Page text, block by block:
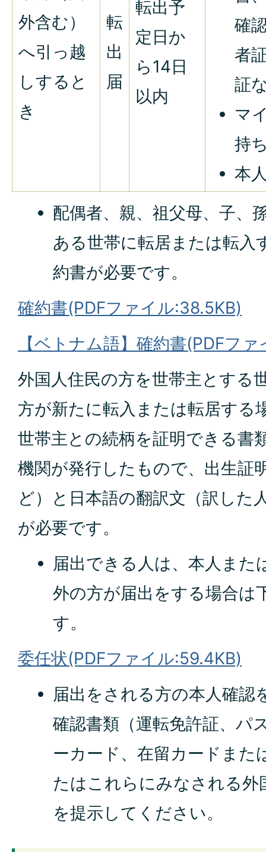
外含む）
へ引っ越
しすると
き
転
出
届
転出予
定日か
ら14日
以内
確
者
証
マ
持
本
配偶者、親、祖父母、子、
ある世帯に転居または転入
約書が必要です。
確約書(PDFファイル:38.5KB)
【ベトナム語】確約書(PDFフ
外国人住民の方を世帯主とする
方が新たに転入または転居する
世帯主との続柄を証明できる書
機関が発行したもので、出生証
ど）と日本語の翻訳文（訳した
が必要です。
届出できる人は、本人また
外の方が届出をする場合は
す。
委任状(PDFファイル:59.4KB)
届出をされる方の本人確認
確認書類（運転免許証、パ
ーカード、在留カードまた
たはこれらにみなされる外
を提示してください。